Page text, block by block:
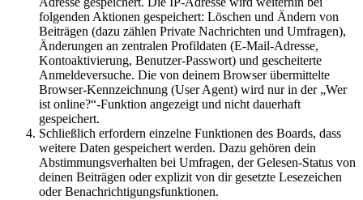
folgenden Aktionen gespeichert: Löschen und Ändern von
Beiträgen (dazu zählen Private Nachrichten und Umfragen),
Änderungen an zentralen Profildaten (E-Mail-Adresse,
Kontoaktivierung, Benutzer-Passwort) und gescheiterte
Anmeldeversuche. Die von deinem Browser übermittelte
Browser-Kennzeichnung (User Agent) wird nur in der „Wer
ist online?“-Funktion angezeigt und nicht dauerhaft
gespeichert.
Schließlich erfordern einzelne Funktionen des Boards, dass
weitere Daten gespeichert werden. Dazu gehören dein
Abstimmungsverhalten bei Umfragen, der Gelesen-Status von
deinen Beiträgen oder explizit von dir gesetzte Lesezeichen
oder Benachrichtigungsfunktionen.